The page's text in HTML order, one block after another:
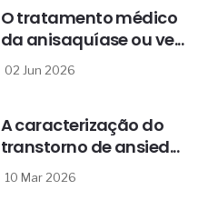
O tratamento médico
da anisaquíase ou ve...
02 Jun 2026
A caracterização do
transtorno de ansied...
10 Mar 2026